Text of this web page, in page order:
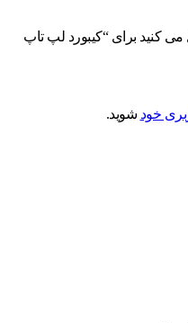
می کنید برای “کیبورد لپ تاپ
خود شوید.